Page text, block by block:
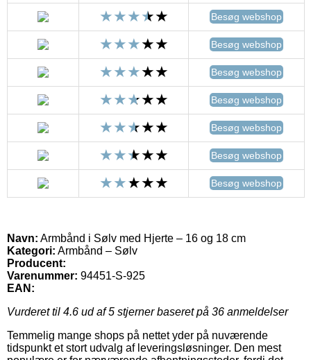
Besøg webshop
Besøg webshop
Besøg webshop
Besøg webshop
Besøg webshop
Besøg webshop
Besøg webshop
Navn: Armbånd i Sølv med Hjerte – 16 og 18 cm
Kategori: Armbånd – Sølv
Producent:
Varenummer: 94451-S-925
EAN:
Vurderet til 4.6 ud af 5 stjerner baseret på 36 anmeldelser
Temmelig mange shops på nettet yder på nuværende
tidspunkt et stort udvalg af leveringsløsninger. Den mest